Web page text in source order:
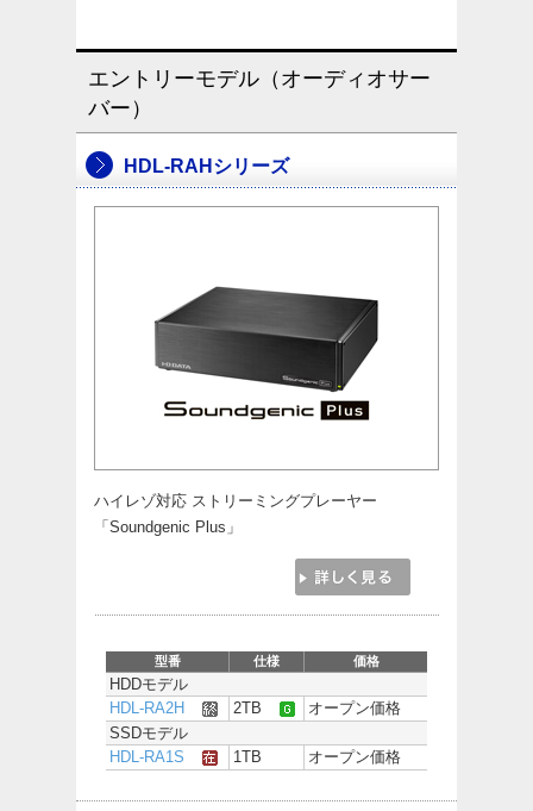
エントリーモデル（オーディオサー
バー）
HDL-RAHシリーズ
ハイレゾ対応 ストリーミングプレーヤー
「Soundgenic Plus」
型番 仕様 価格
HDDモデル
HDL-RA2H
2TB
オープン価格
SSDモデル
HDL-RA1S
1TB オープン価格